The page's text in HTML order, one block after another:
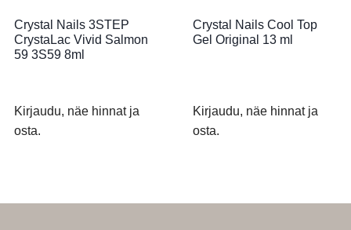
Crystal Nails 3STEP
CrystaLac Vivid Salmon
59 3S59 8ml
Kirjaudu, näe hinnat ja
osta.
Crystal Nails Cool Top
Gel Original 13 ml
Kirjaudu, näe hinnat ja
osta.